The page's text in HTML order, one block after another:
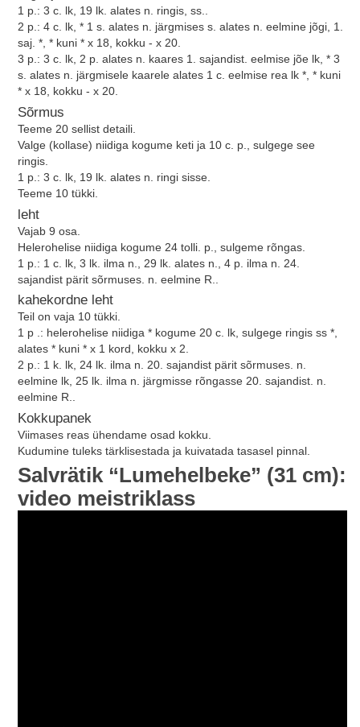
1 p.: 3 c. lk, 19 lk. alates n. ringis, ss..
2 p.: 4 c. lk, * 1 s. alates n. järgmises s. alates n. eelmine jõgi, 1.
saj. *, * kuni * x 18, kokku - x 20.
3 p.: 3 c. lk, 2 p. alates n. kaares 1. sajandist. eelmise jõe lk, * 3
s. alates n. järgmisele kaarele alates 1 c. eelmise rea lk *, * kuni
* x 18, kokku - x 20.
Sõrmus
Teeme 20 sellist detaili.
Valge (kollase) niidiga kogume keti ja 10 c. p., sulgege see
ringis.
1 p.: 3 c. lk, 19 lk. alates n. ringi sisse.
Teeme 10 tükki.
leht
Vajab 9 osa.
Helerohelise niidiga kogume 24 tolli. p., sulgeme rõngas.
1 p.: 1 c. lk, 3 lk. ilma n., 29 lk. alates n., 4 p. ilma n. 24.
sajandist pärit sõrmuses. n. eelmine R..
kahekordne leht
Teil on vaja 10 tükki.
1 p .: helerohelise niidiga * kogume 20 c. lk, sulgege ringis ss *,
alates * kuni * x 1 kord, kokku x 2.
2 p.: 1 k. lk, 24 lk. ilma n. 20. sajandist pärit sõrmuses. n.
eelmine lk, 25 lk. ilma n. järgmisse rõngasse 20. sajandist. n.
eelmine R..
Kokkupanek
Viimases reas ühendame osad kokku.
Kudumine tuleks tärklisestada ja kuivatada tasasel pinnal.
Salvrätik “Lumehelbeke” (31 cm):
video meistriklass